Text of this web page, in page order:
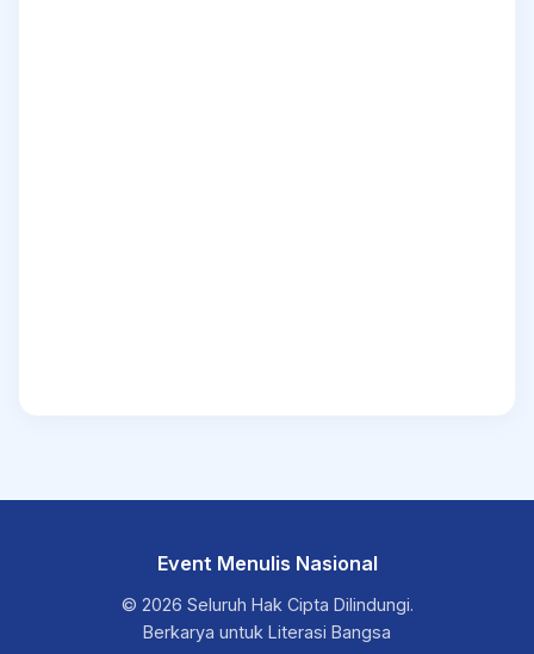
Event Menulis Nasional
© 2026 Seluruh Hak Cipta Dilindungi.
Berkarya untuk Literasi Bangsa